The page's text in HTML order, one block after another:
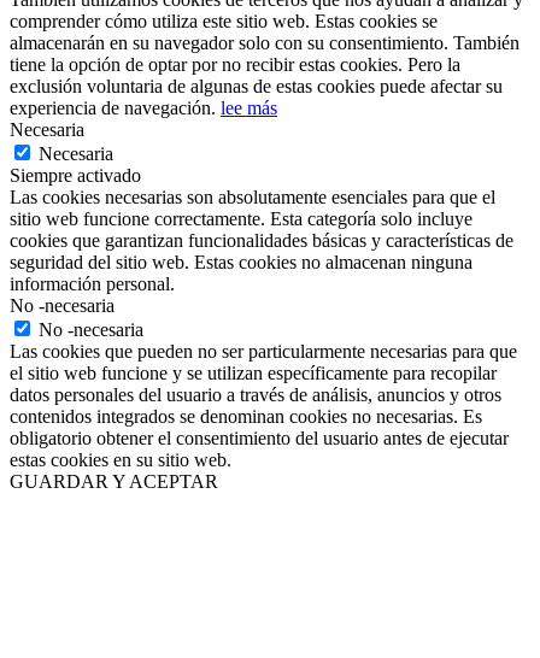
comprender cómo utiliza este sitio web. Estas cookies se
almacenarán en su navegador solo con su consentimiento. También
tiene la opción de optar por no recibir estas cookies. Pero la
exclusión voluntaria de algunas de estas cookies puede afectar su
experiencia de navegación. lee más
Necesaria
Necesaria
Siempre activado
Las cookies necesarias son absolutamente esenciales para que el
sitio web funcione correctamente. Esta categoría solo incluye
cookies que garantizan funcionalidades básicas y características de
seguridad del sitio web. Estas cookies no almacenan ninguna
información personal.
No -necesaria
No -necesaria
Las cookies que pueden no ser particularmente necesarias para que
el sitio web funcione y se utilizan específicamente para recopilar
datos personales del usuario a través de análisis, anuncios y otros
contenidos integrados se denominan cookies no necesarias. Es
obligatorio obtener el consentimiento del usuario antes de ejecutar
estas cookies en su sitio web.
GUARDAR Y ACEPTAR